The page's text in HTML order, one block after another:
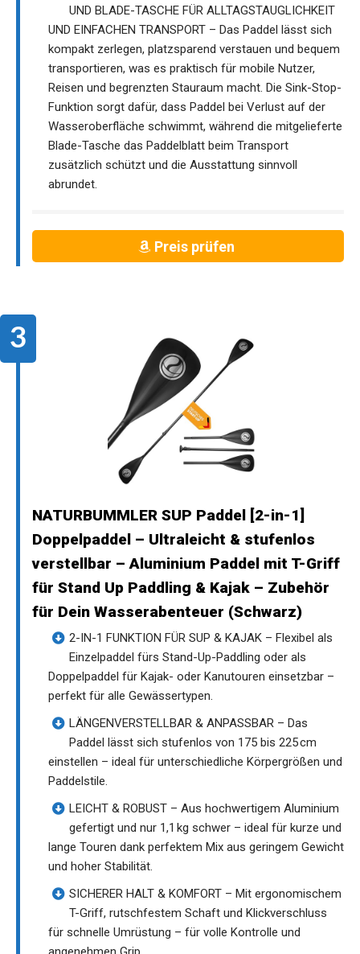
UND BLADE-TASCHE FÜR ALLTAGSTAUGLICHKEIT
UND EINFACHEN TRANSPORT – Das Paddel lässt sich
kompakt zerlegen, platzsparend verstauen und bequem
transportieren, was es praktisch für mobile Nutzer,
Reisen und begrenzten Stauraum macht. Die Sink-Stop-
Funktion sorgt dafür, dass Paddel bei Verlust auf der
Wasseroberfläche schwimmt, während die mitgelieferte
Blade-Tasche das Paddelblatt beim Transport
zusätzlich schützt und die Ausstattung sinnvoll
abrundet.
Preis prüfen
NATURBUMMLER SUP Paddel [2-in-1]
Doppelpaddel – Ultraleicht & stufenlos
verstellbar – Aluminium Paddel mit T-Griff
für Stand Up Paddling & Kajak – Zubehör
für Dein Wasserabenteuer (Schwarz)
2-IN-1 FUNKTION FÜR SUP & KAJAK – Flexibel als
Einzelpaddel fürs Stand-Up-Paddling oder als
Doppelpaddel für Kajak- oder Kanutouren einsetzbar –
perfekt für alle Gewässertypen.
LÄNGENVERSTELLBAR & ANPASSBAR – Das
Paddel lässt sich stufenlos von 175 bis 225 cm
einstellen – ideal für unterschiedliche Körpergrößen und
Paddelstile.
LEICHT & ROBUST – Aus hochwertigem Aluminium
gefertigt und nur 1,1 kg schwer – ideal für kurze und
lange Touren dank perfektem Mix aus geringem Gewicht
und hoher Stabilität.
SICHERER HALT & KOMFORT – Mit ergonomischem
T-Griff, rutschfestem Schaft und Klickverschluss
für schnelle Umrüstung – für volle Kontrolle und